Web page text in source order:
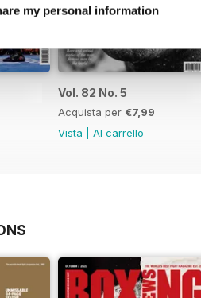
my personal information
Vol. 82 No. 5
Acquista per €7,99
Vista
Al carrello